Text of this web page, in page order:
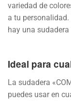
variedad de
a tu
hay una
Ideal para
La sudadera
puedes usar en